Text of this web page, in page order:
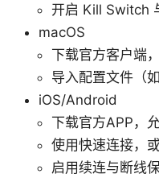
开启 Kill Switch
macOS
下载官方客户端
导入配置文件（
iOS/Android
下载官方APP，
使用快速连接，
启用续连与断线